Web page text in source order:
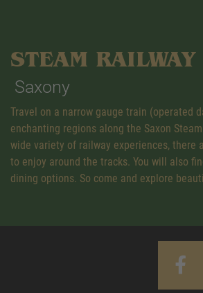
STEAM RAILWAY
Saxony
Travel on a narrow gauge train (operated
enchanting regions along the Saxon
wide variety of railway experiences, there
to enjoy around the tracks. You will also
dining options. So come and explore